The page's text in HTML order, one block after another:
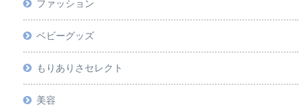
ファッション
ベビーグッズ
もりありさセレクト
美容